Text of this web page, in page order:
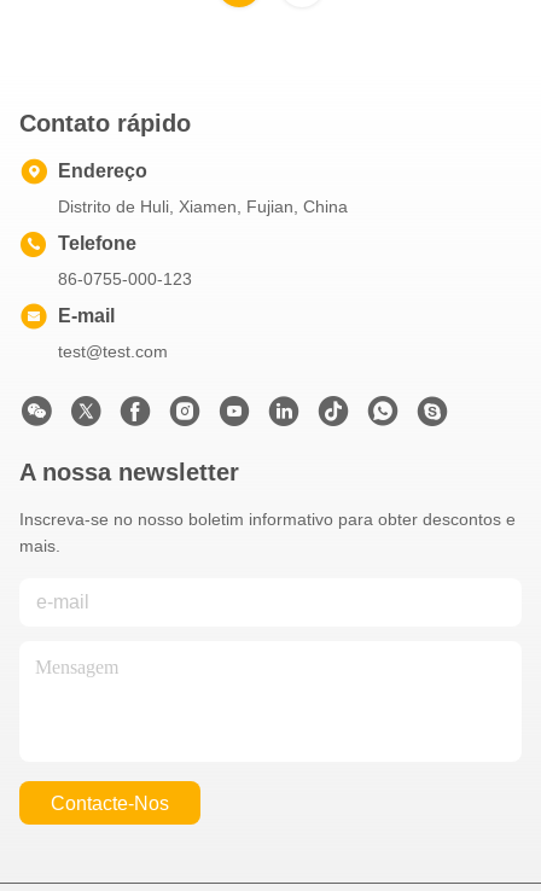
Contato rápido
Endereço
Distrito de Huli, Xiamen, Fujian, China
Telefone
86-0755-000-123
E-mail
test@test.com
A nossa newsletter
Inscreva-se no nosso boletim informativo para obter descontos e
mais.
Contacte-Nos